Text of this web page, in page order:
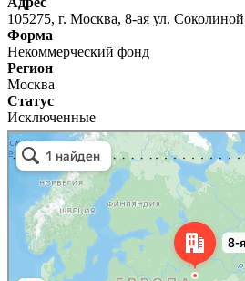
105275, г. Москва, 8-ая ул.
Форма
Некоммерческий фонд
Регион
Москва
Статус
Исключенные